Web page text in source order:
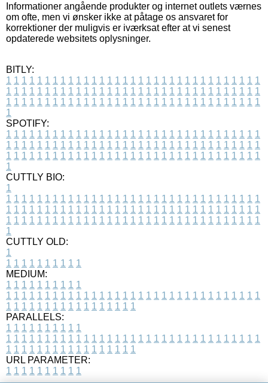
Informationer angående produkter og internet outlets værnes
om ofte, men vi ønsker ikke at påtage os ansvaret for
korrektioner der muligvis er iværksat efter at vi senest
opdaterede websitets oplysninger.
BITLY:
1 1 1 1 1 1 1 1 1 1 1 1 1 1 1 1 1 1 1 1 1 1 1 1 1 1 1 1 1 1 1 1 1
1 1 1 1 1 1 1 1 1 1 1 1 1 1 1 1 1 1 1 1 1 1 1 1 1 1 1 1 1 1 1 1 1
1 1 1 1 1 1 1 1 1 1 1 1 1 1 1 1 1 1 1 1 1 1 1 1 1 1 1 1 1 1 1 1 1
1
SPOTIFY:
1 1 1 1 1 1 1 1 1 1 1 1 1 1 1 1 1 1 1 1 1 1 1 1 1 1 1 1 1 1 1 1 1
1 1 1 1 1 1 1 1 1 1 1 1 1 1 1 1 1 1 1 1 1 1 1 1 1 1 1 1 1 1 1 1 1
1 1 1 1 1 1 1 1 1 1 1 1 1 1 1 1 1 1 1 1 1 1 1 1 1 1 1 1 1 1 1 1 1
1
CUTTLY BIO:
1
1 1 1 1 1 1 1 1 1 1 1 1 1 1 1 1 1 1 1 1 1 1 1 1 1 1 1 1 1 1 1 1 1
1 1 1 1 1 1 1 1 1 1 1 1 1 1 1 1 1 1 1 1 1 1 1 1 1 1 1 1 1 1 1 1 1
1 1 1 1 1 1 1 1 1 1 1 1 1 1 1 1 1 1 1 1 1 1 1 1 1 1 1 1 1 1 1 1 1
1
CUTTLY OLD:
1
1 1 1 1 1 1 1 1 1 1
MEDIUM:
1 1 1 1 1 1 1 1 1 1
1 1 1 1 1 1 1 1 1 1 1 1 1 1 1 1 1 1 1 1 1 1 1 1 1 1 1 1 1 1 1 1 1
1 1 1 1 1 1 1 1 1 1 1 1 1 1 1 1 1
PARALLELS:
1 1 1 1 1 1 1 1 1 1
1 1 1 1 1 1 1 1 1 1 1 1 1 1 1 1 1 1 1 1 1 1 1 1 1 1 1 1 1 1 1 1 1
1 1 1 1 1 1 1 1 1 1 1 1 1 1 1 1 1
URL PARAMETER:
1 1 1 1 1 1 1 1 1 1